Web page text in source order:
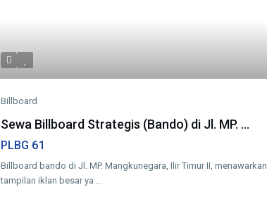
Billboard
Sewa Billboard Strategis (Bando) di Jl. MP. ...
PLBG 61
Billboard bando di Jl. MP. Mangkunegara, Ilir Timur II, menawarkan
tampilan iklan besar ya ...